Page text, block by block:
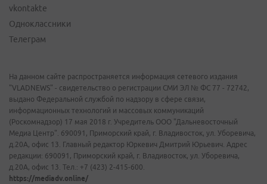
vkontakte
Одноклассники
Телеграм
На данном сайте распространяется информация сетевого издания
"VLADNEWS" - свидетельство о регистрации СМИ ЭЛ № ФС 77 - 72742,
выдано Федеральной службой по надзору в сфере связи,
информационных технологий и массовых коммуникаций
(Роскомнадзор) 17 мая 2018 г. Учредитель ООО "Дальневосточный
Медиа Центр". 690091, Приморский край, г. Владивосток, ул. Уборевича,
д.20А, офис 13. Главный редактор Юркевич Дмитрий Юрьевич. Адрес
редакции: 690091, Приморский край, г. Владивосток, ул. Уборевича,
д.20А, офис 13. Тел.: +7 (423) 2-415-600.
https://mediadv.online/